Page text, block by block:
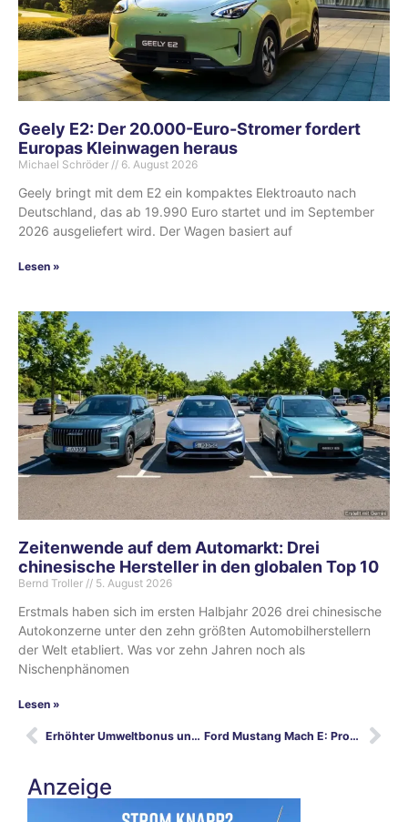
Geely E2: Der 20.000-Euro-Stromer fordert
Europas Kleinwagen heraus
Michael Schröder 6. August 2026
Geely bringt mit dem E2 ein kompaktes Elektroauto nach
Deutschland, das ab 19.990 Euro startet und im September
2026 ausgeliefert wird. Der Wagen basiert auf
Lesen »
Zeitenwende auf dem Automarkt: Drei
chinesische Hersteller in den globalen Top 10
Bernd Troller 5. August 2026
Erstmals haben sich im ersten Halbjahr 2026 drei chinesische
Autokonzerne unter den zehn größten Automobilherstellern
der Welt etabliert. Was vor zehn Jahren noch als
Nischenphänomen
Lesen »
Erhöhter Umweltbonus und erweiterte E-Auto-Produktion Ford Mustang Mach E: Proberunde in London
Anzeige